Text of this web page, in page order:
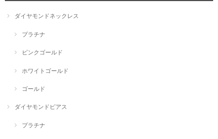
ダイヤモンドネックレス
プラチナ
ピンクゴールド
ホワイトゴールド
ゴールド
ダイヤモンドピアス
プラチナ